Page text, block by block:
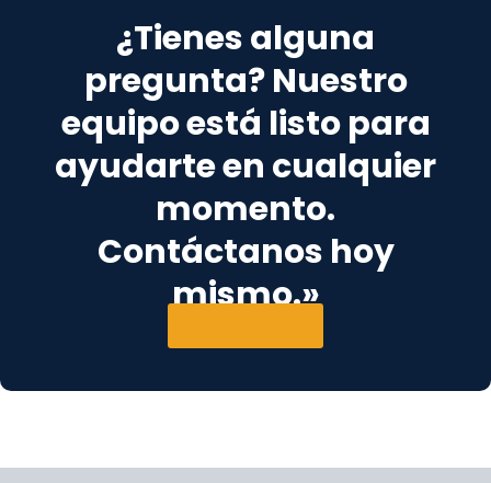
¿Tienes alguna
pregunta? Nuestro
equipo está listo para
ayudarte en cualquier
momento.
Contáctanos hoy
mismo.»